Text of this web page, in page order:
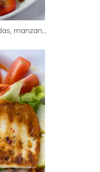
Ensalada de gambas salteadas, manzana verde y fresas